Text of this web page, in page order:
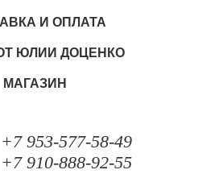
И ОПЛАТА
ЮЛИИ ДОЦЕНКО
МАГАЗИН
953-577-58-49
910-888-92-55